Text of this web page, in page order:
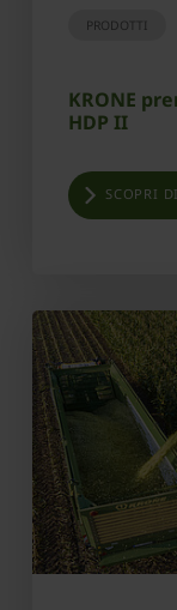
PRODOTTI
KRONE
HDP II
SCOPRI